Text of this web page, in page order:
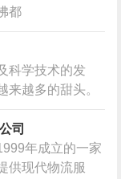
都
科学技术的发
来越多的甜头。
司
年成立的一家
供现代物流服